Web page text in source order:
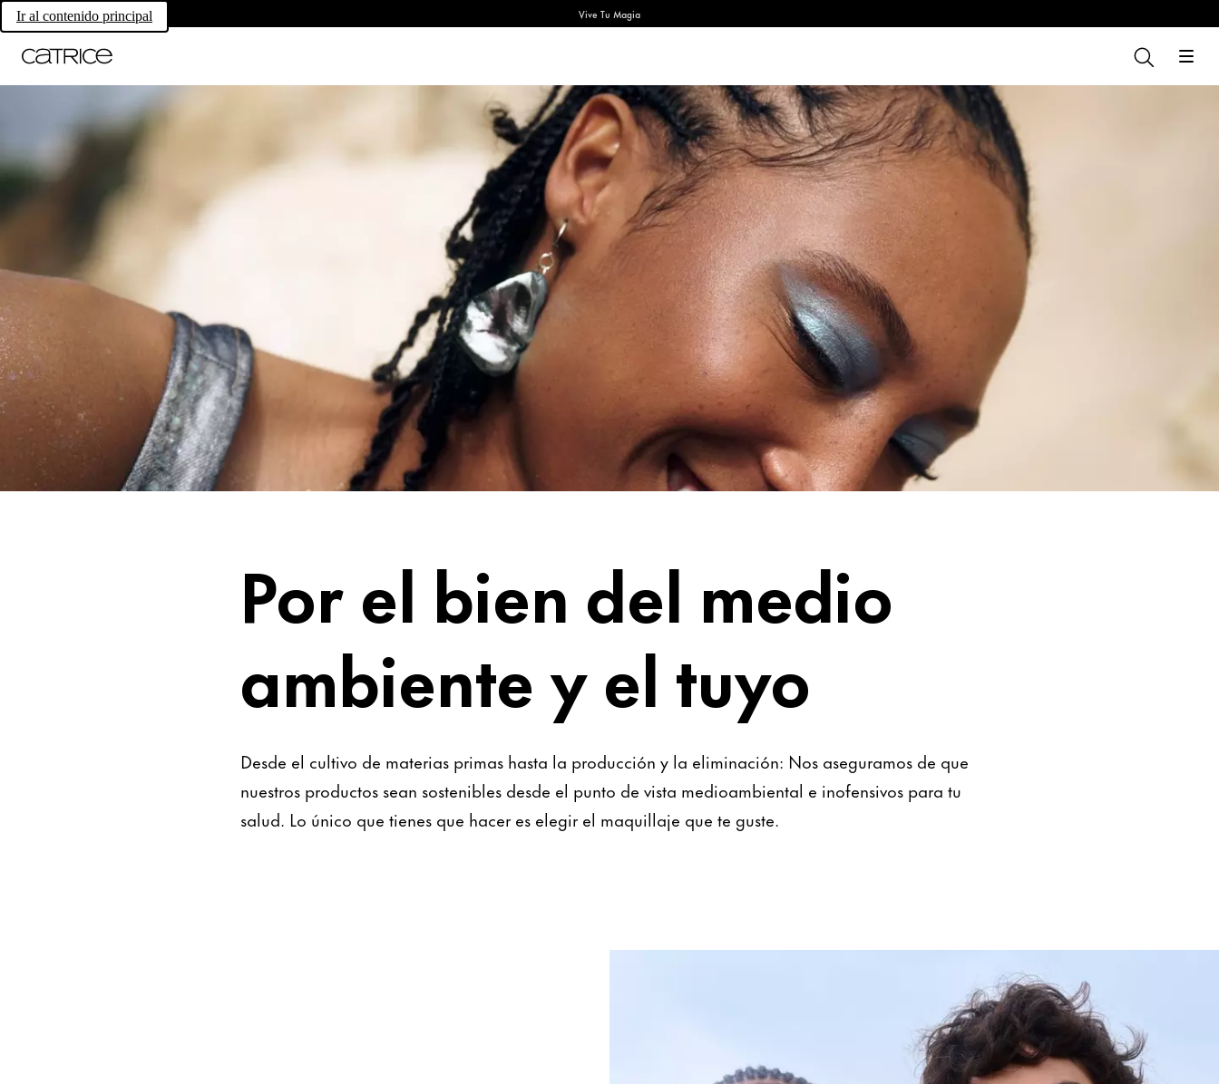
Ir al contenido principal Vive Tu Magia
Por el bien del medio
ambiente y el tuyo
Desde el cultivo de materias primas hasta la producción y la eliminación: Nos aseguramos de que
nuestros productos sean sostenibles desde el punto de vista medioambiental e inofensivos para tu
salud. Lo único que tienes que hacer es elegir el maquillaje que te guste.